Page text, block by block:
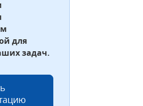
для
задач.